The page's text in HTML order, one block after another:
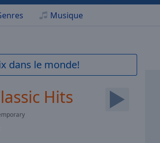
Musique
dans le monde!
Hits